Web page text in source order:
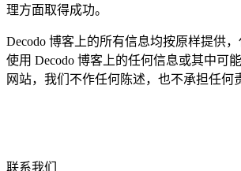
理方面取得成功。
Decodo 博客上的所有信息均按原样提供
使用 Decodo 博客上的任何信息或其中可
网站，我们不作任何陈述，也不承担任何
联系我们